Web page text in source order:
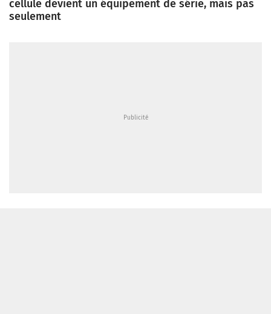
cellule devient un équipement de série, mais pas
seulement